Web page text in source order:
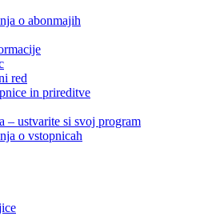
o abonmajih
red
in prireditve
– ustvarite si svoj program
o vstopnicah